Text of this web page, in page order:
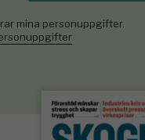
mina personuppgifter.